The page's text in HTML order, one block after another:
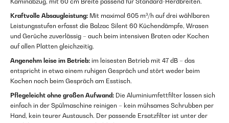
Kraftvolle Absaugleistung: Mit maximal 605 m³/h auf drei wählbaren
Leistungsstufen erfasst die Balzac Silent 60 Küchendämpfe, Wrasen
und Gerüche zuverlässig – auch beim intensiven Braten oder Kochen
auf allen Platten gleichzeitig.
Angenehm leise im Betrieb: im leisesten Betrieb mit 47 dB – das
entspricht in etwa einem ruhigen Gespräch und stört weder beim
Kochen noch beim Gespräch am Esstisch.
Pflegeleicht ohne großen Aufwand: Die Aluminiumfettfilter lassen sich
einfach in der Spülmaschine reinigen – kein mühsames Schrubben per
Hand, kein teurer Austausch. Der passende Ersatzfilter ist unter der